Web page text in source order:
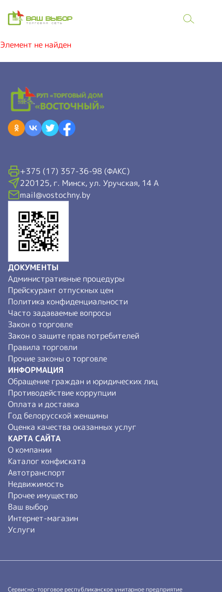
Элемент не найден
+375 (17) 357-36-98 (ФАКС)
220125, г. Минск, ул. Уручская, 14 А
mail@vostochny.by
ДОКУМЕНТЫ
Административные процедуры
Прейскурант отпускных цен
Политика конфиденциальности
Часто задаваемые вопросы
Закон о торговле
Закон о защите прав потребителей
Правила торговли
Прочие законы о торговле
ИНФОРМАЦИЯ
Обращение граждан и юридических лиц
Противодействие коррупции
Оплата и доставка
Год белорусской женщины
Оценка качества оказанных услуг
КАРТА САЙТА
О компании
Каталог конфиската
Автотранспорт
Недвижимость
Прочее имущество
Ваш выбор
Интернет-магазин
Услуги
Сервисно-торговое республиканское унитарное предприятие